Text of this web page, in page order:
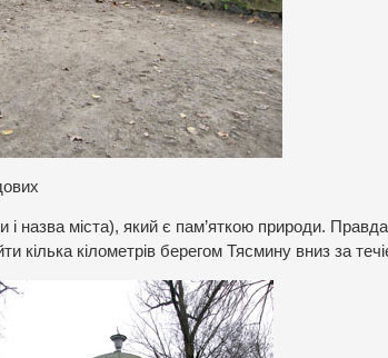
і назва міста), який є пам’яткою природи.
кілька кілометрів берегом Тясмину вниз за